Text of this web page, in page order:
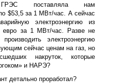
ГРЭС поставляла нам
$53,5 за 1 МВт/час. А сейчас
электроэнергию из
евро за 1 МВт/час. Разве не
электроэнергию
сейчас ценам на газ, но
накруток, которые
и НАРЭ?
детально проработал?